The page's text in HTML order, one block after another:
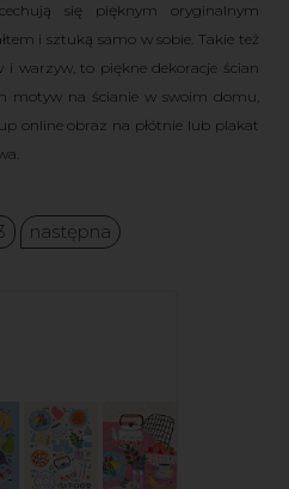
się pięknym oryginalnym
i sztuką samo w sobie. Takie też
warzyw, to piękne dekoracje ścian
motyw na ścianie w swoim domu,
online obraz na płótnie lub plakat
następna